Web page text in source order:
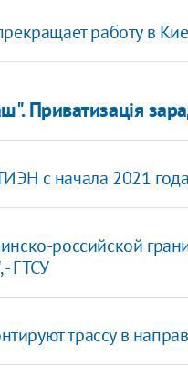
работу в
Приватизація
с начала 2021
российской
- ГТСУ
трассу в